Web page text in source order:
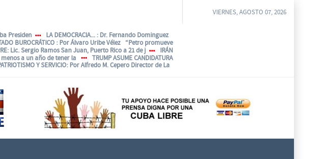
Presiden LA DEMOCRACIA... : Dr. Fernando Dominguez
BUROCRÁTICO : Por Álvaro Uribe Vélez “Petro promueve
: Lic. Sergio Ramos San Juan, Puerto Rico a 21 de j
IRÁN
a un año de tener la
TRUMP ASUME CANDIDATURA
Y SERVICIO: Por Alfredo M. Cepero Director de La
VIERNES, AGOSTO 07, 2026